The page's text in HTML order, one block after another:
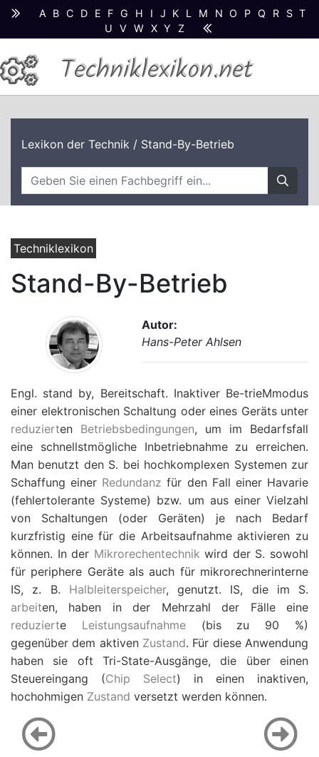
A B C D E F G H I J K L M N O P Q R S T
U
V W X Y Z
Techniklexikon.net
Lexikon der Technik / Stand-By-Betrieb
Techniklexikon
Stand-By-Betrieb
Autor:
Hans-Peter Ahlsen
Engl. stand by, Bereitschaft. Inaktiver Be-trieMmodus
einer elektronischen Schaltung oder eines Geräts unter
reduzierten Betriebsbedingungen, um im Bedarfsfall
eine schnellstmögliche Inbetriebnahme zu erreichen.
Man benutzt den S. bei hochkomplexen Systemen zur
Schaffung einer Redundanz für den Fall einer Havarie
(fehlertolerante Systeme) bzw. um aus einer Vielzahl
von Schaltungen (oder Geräten) je nach Bedarf
kurzfristig eine für die Arbeitsaufnahme aktivieren zu
können. In der Mikrorechentechnik wird der S. sowohl
für periphere Geräte als auch für mikrorechnerinterne
IS, z. B. Halbleiterspeicher, genutzt. IS, die im S.
arbeiten, haben in der Mehrzahl der Fälle eine
reduzierte Leistungsaufnahme(bis zu 90 %)
gegenüber dem aktiven Zustand. Für diese Anwendung
haben sie oft Tri-State-Ausgänge, die über einen
Steuereingang (Chip Select) in einen inaktiven,
hochohmigen Zustand versetzt werden können.